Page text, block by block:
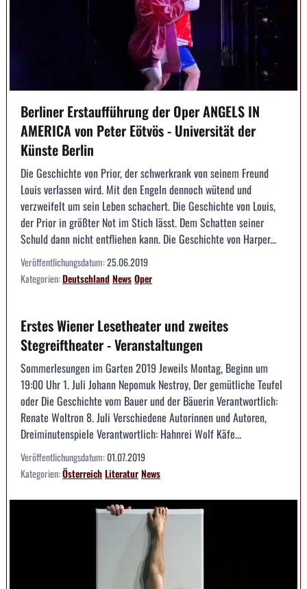
Berliner Erstaufführung der Oper ANGELS IN
AMERICA von Peter Eötvös - Universität der
Künste Berlin
Die Geschichte von Prior, der schwerkrank von seinem Freund
Louis verlassen wird. Mit den Engeln dennoch wütend und
verzweifelt um sein Leben schachert. Die Geschichte von Louis,
der Prior in größter Not im Stich lässt. Dem Schatten seiner
Schuld dann nicht entfliehen kann. Die Geschichte von Harper...
Veröffentlichungsdatum:25.06.2019
Kategorien:DeutschlandNewsOper
Erstes Wiener Lesetheater und zweites
Stegreiftheater - Veranstaltungen
Sommerlesungen im Garten 2019 Jeweils Montag, Beginn um
19:00 Uhr 1. Juli Johann Nepomuk Nestroy, Der gemütliche Teufel
oder Die Geschichte vom Bauer und der Bäuerin Verantwortlich:
Renate Woltron 8. Juli Verschiedene Autorinnen und Autoren,
Dreiminutenspiele Verantwortlich: Hahnrei Wolf Käfe...
Veröffentlichungsdatum:01.07.2019
Kategorien:ÖsterreichLiteraturNews